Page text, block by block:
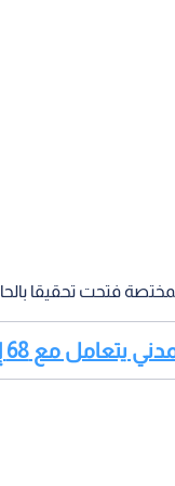
فتحت تحقيقا
إصابة خلال الـ 24 ساعة الماضية